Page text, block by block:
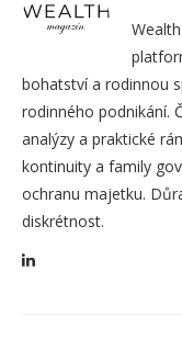
bohatství a rodinnou
rodinného podnikání.
analýzy a praktické
kontinuity a family
ochranu majetku.
diskrétnost.